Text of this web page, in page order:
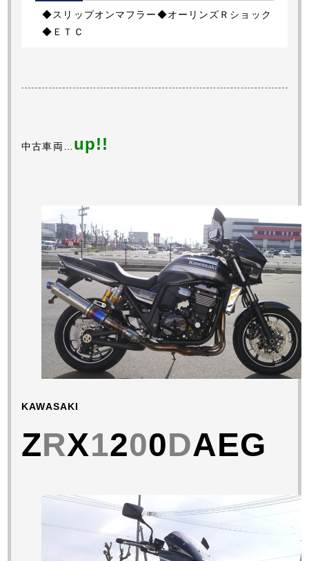
◆スリップオンマフラー◆オーリンズＲショック
◆ＥＴＣ
中古車両… up!!
KAWASAKI
ZRX1200DAEG